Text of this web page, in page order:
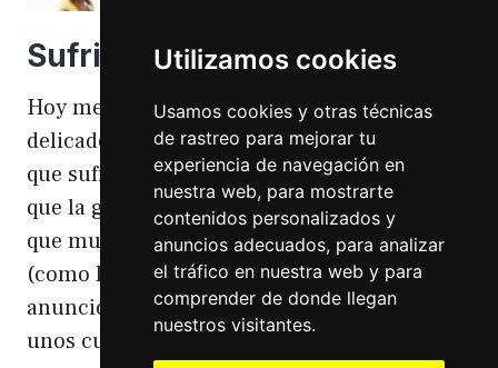
Utilizamos cookies
Usamos cookies y otras técnicas
de rastreo para mejorar tu
experiencia de navegación en
nuestra web, para mostrarte
contenidos personalizados y
anuncios adecuados, para analizar
el tráfico en nuestra web y para
comprender de donde llegan
nuestros visitantes.
Sufriendo la gordofobia
Hoy me apetece hablar de un temita
delicado. Hoy hablo de gordofobia. Una cosa
que sufro día si día también. Gordofobia Y es
que la gordofobia es algo que existe. Algo
que muchas personas sufrimos en silencio
(como las hemorroides, al igual que en el
anuncio). Nos están vendiendo siempre
unos cuerpos normativos y en…